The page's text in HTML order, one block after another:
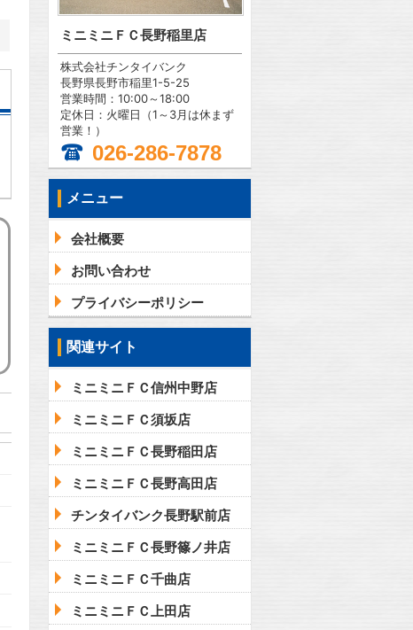
ミニミニＦＣ長野稲里店
株式会社チンタイバンク
長野県長野市稲里1-5-25
営業時間：10:00～18:00
定休日：火曜日（1～3月は休まず
営業！）
026-286-7878
メニュー
会社概要
お問い合わせ
プライバシーポリシー
関連サイト
ミニミニＦＣ信州中野店
ミニミニＦＣ須坂店
ミニミニＦＣ長野稲田店
ミニミニＦＣ長野高田店
チンタイバンク長野駅前店
ミニミニＦＣ長野篠ノ井店
ミニミニＦＣ千曲店
ミニミニＦＣ上田店